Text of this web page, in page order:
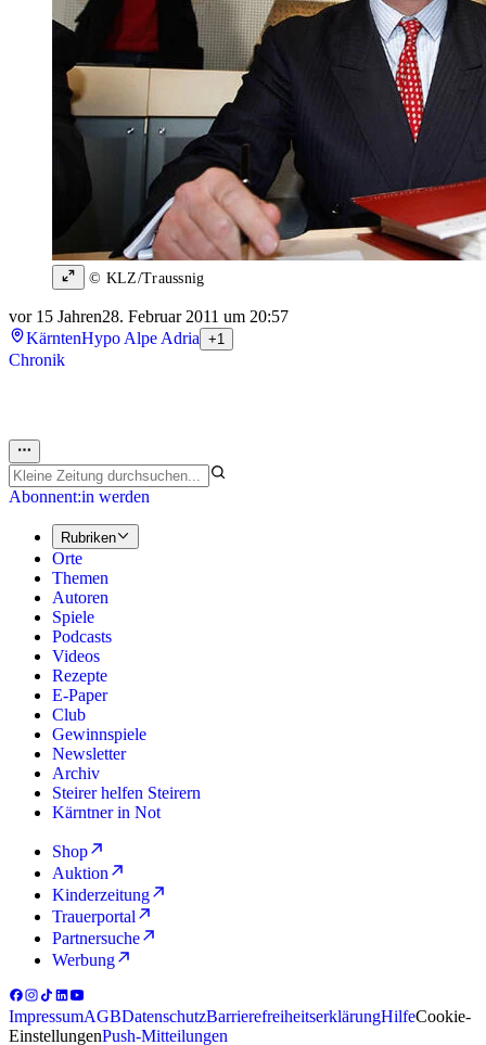
© KLZ/Traussnig
vor 15 Jahren28. Februar 2011 um 20:57
KärntenHypo Alpe Adria +1
Chronik
Abonnent:in werden
Rubriken
Orte
Themen
Autoren
Spiele
Podcasts
Videos
Rezepte
E-Paper
Club
Gewinnspiele
Newsletter
Archiv
Steirer helfen Steirern
Kärntner in Not
Shop
Auktion
Kinderzeitung
Trauerportal
Partnersuche
Werbung
ImpressumAGBDatenschutzBarrierefreiheitserklärungHilfeCookie-
EinstellungenPush-Mitteilungen